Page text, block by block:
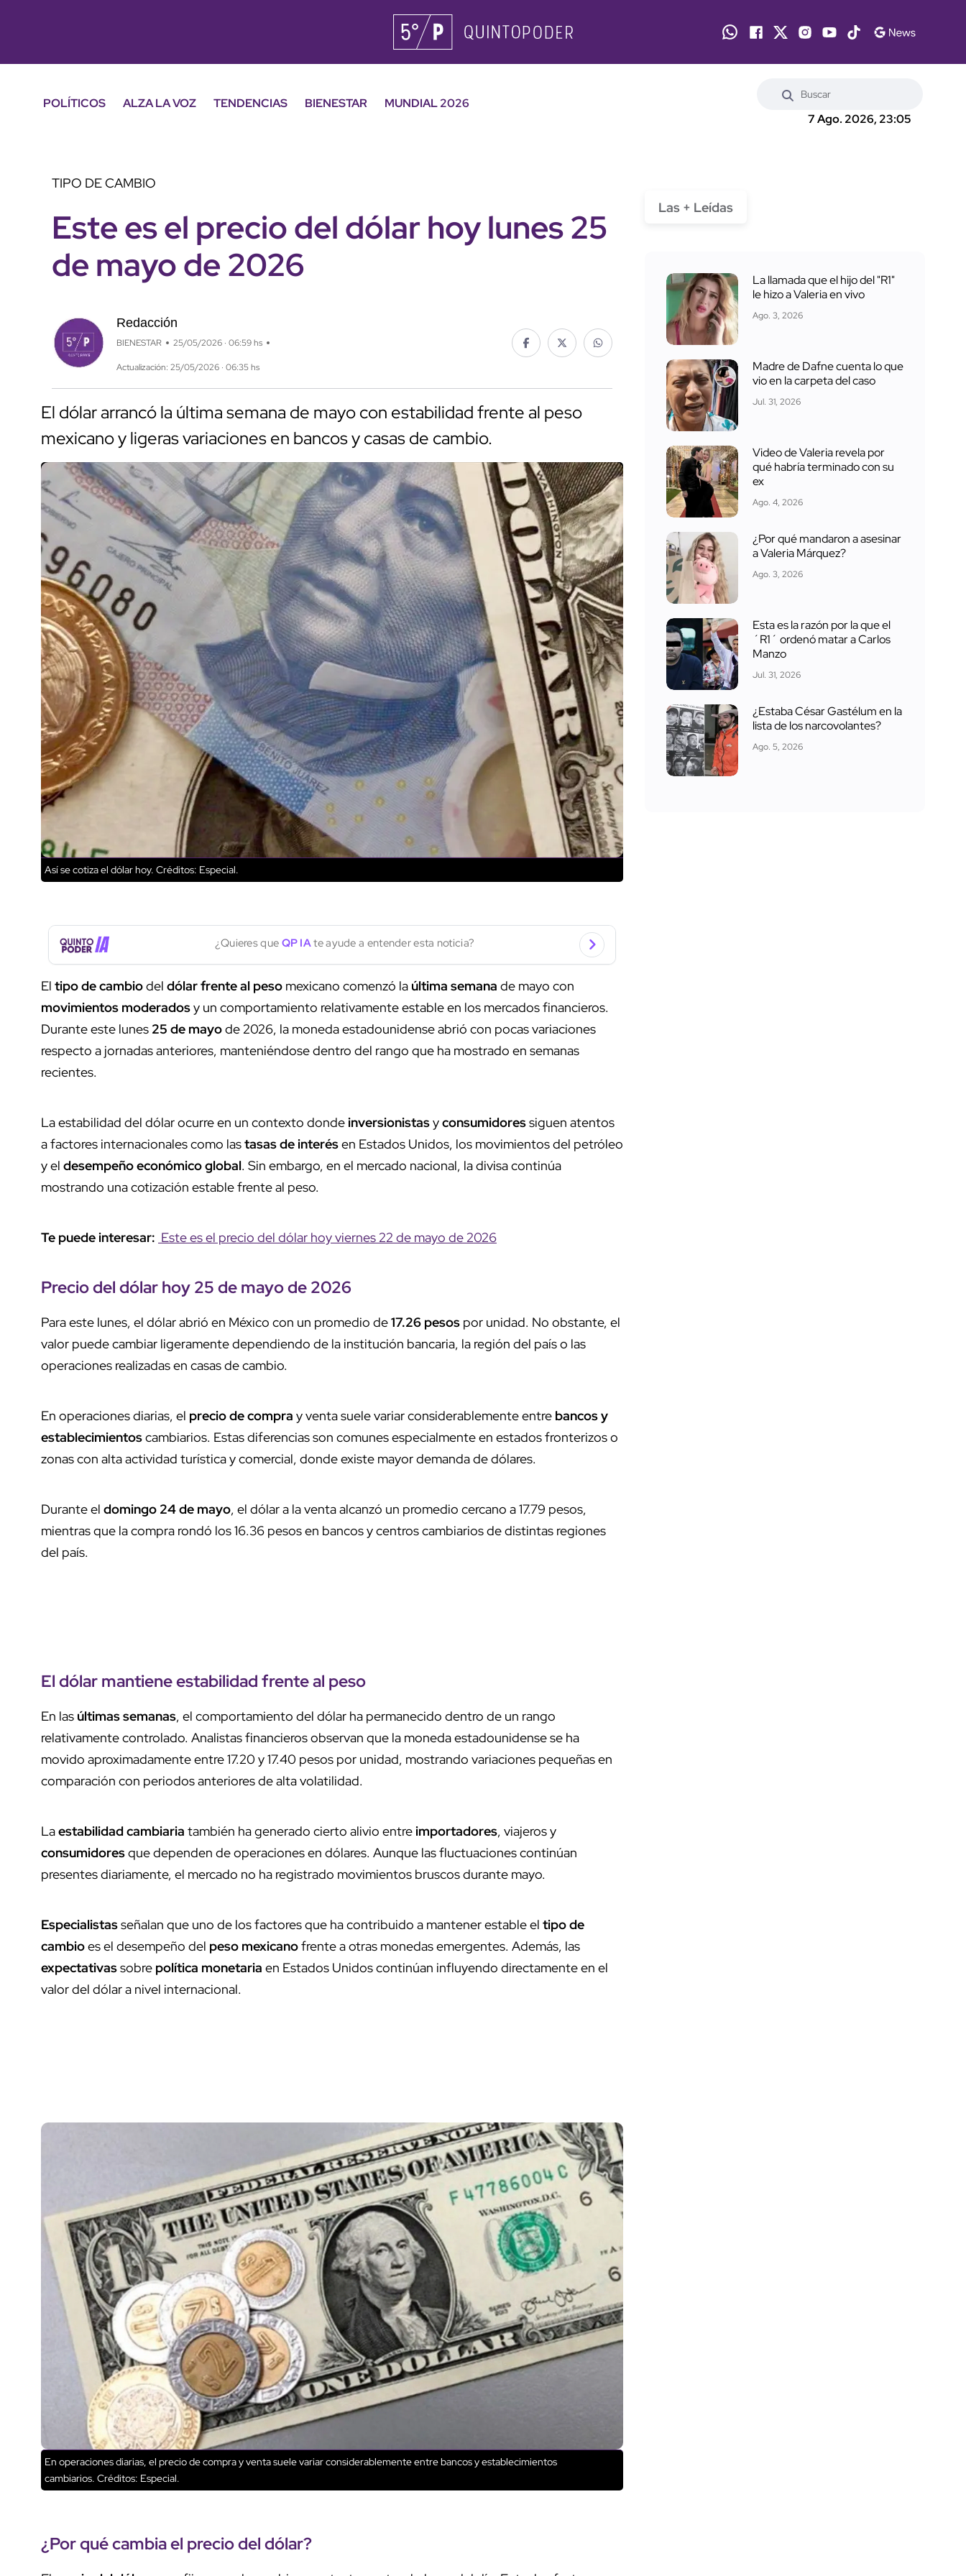
POLÍTICOS ALZA LA VOZ TENDENCIAS BIENESTAR
MUNDIAL 2026
7 Ago. 2026, 23:05
TIPO DE CAMBIO
Este es el precio del dólar hoy lunes 25
de mayo de 2026
Redacción
BIENESTAR 25/05/2026 · 06:59 hs
Actualización: 25/05/2026 · 06:35 hs
El dólar arrancó la última semana de mayo con estabilidad frente al peso
mexicano y ligeras variaciones en bancos y casas de cambio.
Así se cotiza el dólar hoy. Créditos: Especial.
¿Quieres que QP IAte ayude a entender esta noticia?
El tipo de cambiodel dólar frente al peso mexicano comenzó la última semana de mayo con
movimientos moderadosy un comportamiento relativamente estable en los mercados financieros.
Durante este lunes 25 de mayode 2026, la moneda estadounidense abrió con pocas variaciones
respecto a jornadas anteriores, manteniéndose dentro del rango que ha mostrado en semanas
recientes.
La estabilidad del dólar ocurre en un contexto dondeinversionistasyconsumidoressiguen atentos
a factores internacionales como lastasas de interésen Estados Unidos, los movimientos del petróleo
y el desempeño económico global. Sin embargo, en el mercado nacional, la divisa continúa
mostrando una cotización estable frente al peso.
Te puede interesar: Este es el precio del dólar hoy viernes 22 de mayo de 2026
Precio del dólarhoy25 de mayode 2026
Para este lunes, el dólar abrió en México con un promedio de17.26 pesos por unidad. No obstante, el
valor puede cambiar ligeramente dependiendo de la institución bancaria, la región del país o las
operaciones realizadas en casas de cambio.
En operaciones diarias, el precio de compra y venta suele variar considerablemente entre bancos y
establecimientoscambiarios. Estas diferencias son comunes especialmente en estados fronterizos o
zonas con alta actividad turística y comercial, donde existe mayor demanda de dólares.
Durante el domingo 24 de mayo, el dólar a la venta alcanzó un promedio cercano a 17.79 pesos,
mientras que la compra rondó los 16.36 pesos en bancos y centros cambiarios de distintas regiones
del país.
Eldólar mantiene estabilidadfrente al peso
En las últimas semanas, el comportamiento del dólar ha permanecido dentro de un rango
relativamente controlado. Analistas financieros observan que la moneda estadounidense se ha
movido aproximadamente entre 17.20 y 17.40 pesos por unidad, mostrando variaciones pequeñas en
comparación con periodos anteriores de alta volatilidad.
Laestabilidad cambiaria también ha generado cierto alivio entreimportadores, viajeros y
consumidoresque dependen de operaciones en dólares. Aunque las fluctuaciones continúan
presentes diariamente, el mercado no ha registrado movimientos bruscos durante mayo.
Especialistasseñalan que uno de los factores que ha contribuido a mantener estable el tipo de
cambioes el desempeño del peso mexicanofrente a otras monedas emergentes. Además, las
expectativassobre política monetaria en Estados Unidos continúan influyendo directamente en el
valor del dólar a nivel internacional.
En operaciones diarias, el precio de compra y venta suele variar considerablemente entre bancos y establecimientos
cambiarios. Créditos: Especial.
¿Por qué cambia el precio del dólar?
Las + Leídas
La llamada que el hijo del "R1"
le hizo a Valeria en vivo
Ago. 3, 2026
Madre de Dafne cuenta lo que
vio en la carpeta del caso
Jul. 31, 2026
Video de Valeria revela por
qué habría terminado con su
ex
Ago. 4, 2026
¿Por qué mandaron a asesinar
a Valeria Márquez?
Ago. 3, 2026
Esta es la razón por la que el
´R1´ ordenó matar a Carlos
Manzo
Jul. 31, 2026
¿Estaba César Gastélum en la
lista de los narcovolantes?
Ago. 5, 2026